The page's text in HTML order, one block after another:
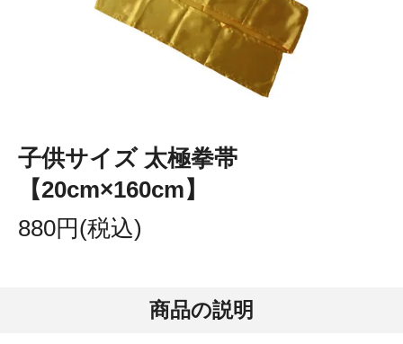
子供サイズ 太極拳帯
【20cm×160cm】
880円(税込)
商品の説明